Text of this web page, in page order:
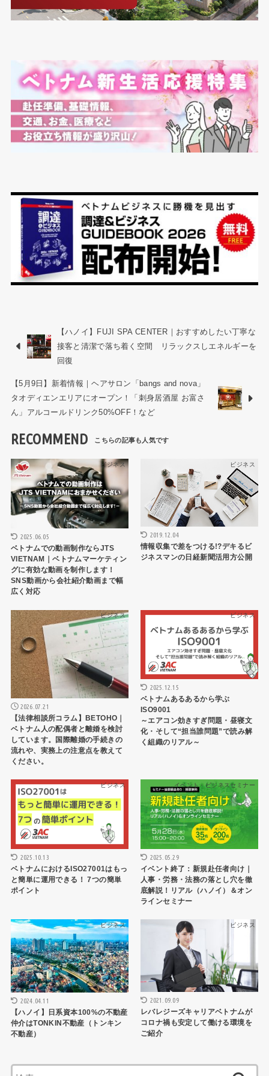
【ハノイ】FUJI SPA CENTER｜おすすめしたい丁寧な
接客と清潔で落ち着く空間 リラックスしエネルギーを
回復
【5月9日】新着情報｜ヘアサロン「bangs and nova」
タオディエンエリアにオープン！「刺身居酒屋 お富さ
ん」アルコールドリンク50%OFF！など
RECOMMEND
ビジネス
2025.06.05
ベトナムでの動画制作ならJTS
VIETNAM｜ベトナムマーケティン
グに有効な動画を制作します！
SNS動画から会社紹介動画まで幅
広く対応
ビジネス
2019.12.04
情報収集で差をつける!?デキるビ
ジネスマンの日経新聞活用方公開
ビジネス
2026.07.21
【法律相談所コラム】BETOHO｜
ベトナム人の配偶者と離婚を検討
しています。国際離婚の手続きの
流れや、実務上の注意点を教えて
ください。
ビジネス
2025.12.15
ベトナムあるあるから学ぶ
ISO9001
～エアコン効きすぎ問題・昼寝文
化・そして“担当誰問題”で読み解
く組織のリアル～
ビジネス
2025.10.13
ベトナムにおけるISO27001はもっ
と簡単に運用できる！ 7つの簡単
ポイント
イベント・ビジネスセミナー
2025.05.29
イベント終了：新規赴任者向け｜
人事・労務・法務の落とし穴を徹
底解説！リアル（ハノイ）＆オン
ラインセミナー
ビジネス
2024.04.11
【ハノイ】日系資本100%の不動産
仲介はTONKIN不動産（トンキン
不動産）
ビジネス
2021.09.09
レバレジーズキャリアベトナムが
コロナ禍も安定して働ける環境を
ご紹介